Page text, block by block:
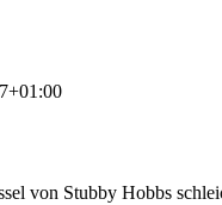
von Stubby Hobbs